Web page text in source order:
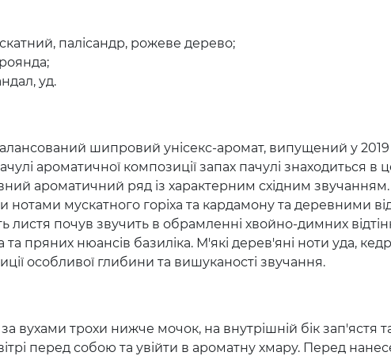
палісандр, рожеве дерево;
уд.
шипровий унісекс-аромат, випущений у
ароматичної композиції запах пачулі знаходиться в
ароматичний ряд із характерним східним
нотами мускатного горіха та кардамону та деревними
листя почув звучить в обрамленні хвойно-димних
пряних нюансів базиліка. М'які дерев'яні ноти уда,
особливої глибини та вишуканості звучання.
вухами трохи нижче мочок, на внутрішній бік зап'ястя
перед собою та увійти в ароматну хмару. Перед